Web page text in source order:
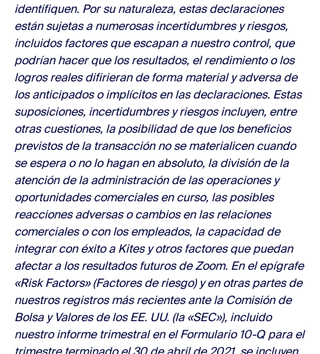
identifiquen. Por su naturaleza, estas declaraciones
están sujetas a numerosas incertidumbres y riesgos,
incluidos factores que escapan a nuestro control, que
podrían hacer que los resultados, el rendimiento o los
logros reales difirieran de forma material y adversa de
los anticipados o implícitos en las declaraciones. Estas
suposiciones, incertidumbres y riesgos incluyen, entre
otras cuestiones, la posibilidad de que los beneficios
previstos de la transacción no se materialicen cuando
se espera o no lo hagan en absoluto, la división de la
atención de la administración de las operaciones y
oportunidades comerciales en curso, las posibles
reacciones adversas o cambios en las relaciones
comerciales o con los empleados, la capacidad de
integrar con éxito a Kites y otros factores que puedan
afectar a los resultados futuros de Zoom. En el epígrafe
«Risk Factors» (Factores de riesgo) y en otras partes de
nuestros registros más recientes ante la Comisión de
Bolsa y Valores de los EE. UU. (la «SEC»), incluido
nuestro informe trimestral en el Formulario 10-Q para el